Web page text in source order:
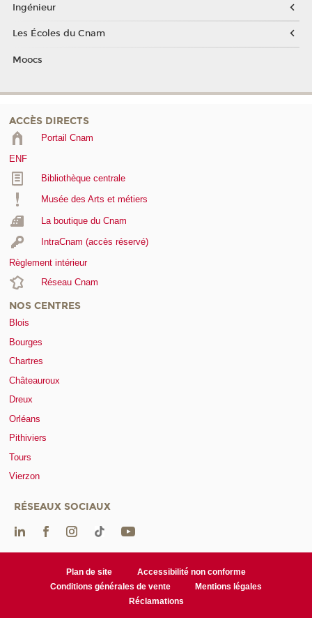
Ingénieur
Les Écoles du Cnam
Moocs
ACCÈS DIRECTS
Portail Cnam
ENF
Bibliothèque centrale
Musée des Arts et métiers
La boutique du Cnam
IntraCnam (accès réservé)
Règlement intérieur
Réseau Cnam
NOS CENTRES
Blois
Bourges
Chartres
Châteauroux
Dreux
Orléans
Pithiviers
Tours
Vierzon
RÉSEAUX SOCIAUX
Plan de site
Accessibilité non conforme
Conditions générales de vente
Mentions légales
Réclamations